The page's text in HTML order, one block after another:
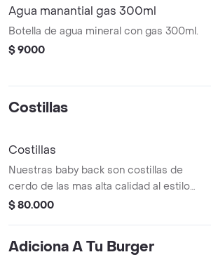
Agua manantial gas 300ml
Botella de agua mineral con gas 300ml.
$ 9000
Costillas
Costillas
Nuestras baby back son costillas de
cerdo de las mas alta calidad al estilo
sureño (crujientes por fuera, tiernas por
dulce y la pimienta que caracteriza a
$ 80.000
Adiciona A Tu Burger